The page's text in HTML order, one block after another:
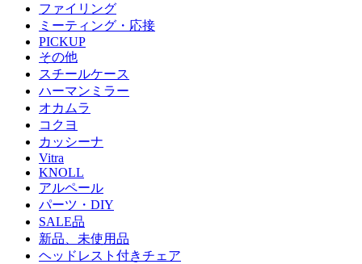
ファイリング
ミーティング・応接
PICKUP
その他
スチールケース
ハーマンミラー
オカムラ
コクヨ
カッシーナ
Vitra
KNOLL
アルペール
パーツ・DIY
SALE品
新品、未使用品
ヘッドレスト付きチェア